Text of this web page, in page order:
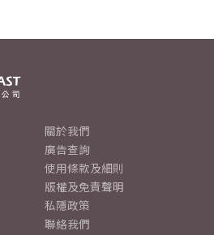
關於我們
廣告查詢
使用條款及細則
版權及免責聲明
私隱政策
聯絡我們